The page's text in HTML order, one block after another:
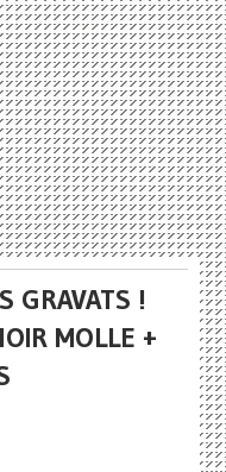
GRAVATS !
MOLLE +